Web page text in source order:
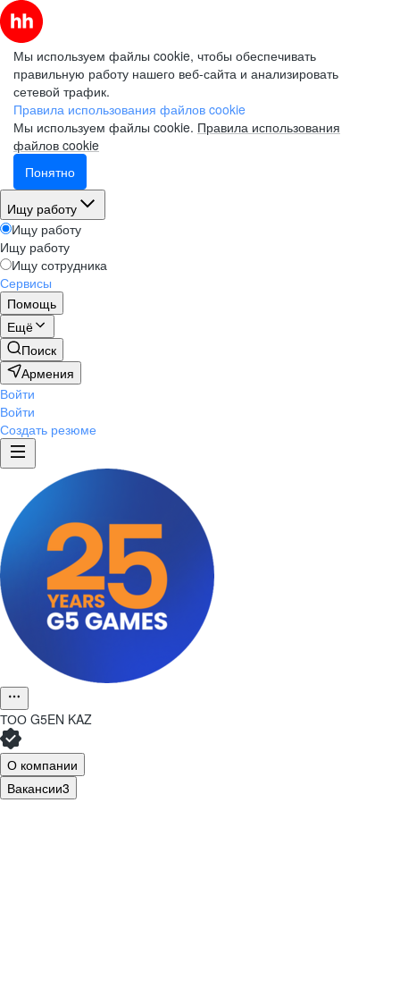
Мы используем файлы cookie, чтобы обеспечивать
правильную работу нашего веб-сайта и анализировать
сетевой трафик.
Правила использования файлов cookie
Мы используем файлы cookie. Правила использования
файлов cookie
Понятно
Ищу работу
Ищу работу
Ищу работу
Ищу сотрудника
Сервисы
Помощь
Ещё
Поиск
Армения
Войти
Войти
Создать резюме
ТОО G5EN KAZ
О компании
Вакансии3